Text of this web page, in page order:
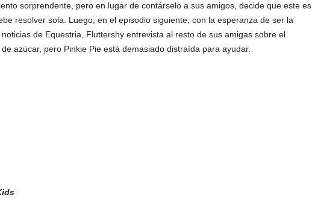
sorprendente, pero en lugar de contárselo a sus amigos, decide que este es
resolver sola. Luego, en el episodio siguiente, con la esperanza de ser la
de Equestria, Fluttershy entrevista al resto de sus amigas sobre el
azúcar, pero Pinkie Pie está demasiado distraída para ayudar.